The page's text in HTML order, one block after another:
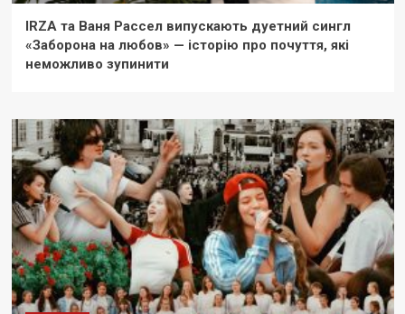
IRZA та Ваня Рассел випускають дуетний сингл
«Заборона на любов» — історію про почуття, які
неможливо зупинити